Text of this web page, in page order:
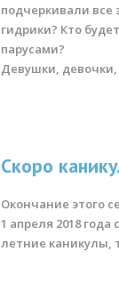
подчеркивали
гидрики? Кто
парусами?
Девушки,
Скоро
Окончание этого
1 апреля 2018
летние каникулы,